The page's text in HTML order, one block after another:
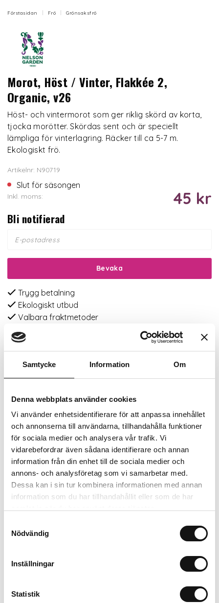
Samtycke Information Om
Denna webbplats använder cookies
Vi använder enhetsidentifierare för att anpassa innehållet
och annonserna till användarna, tillhandahålla funktioner
för sociala medier och analysera vår trafik. Vi
vidarebefordrar även sådana identifierare och annan
information från din enhet till de sociala medier och
annons- och analysföretag som vi samarbetar med.
Dessa kan i sin tur kombinera informationen med annan
information som du har tillhandahållit eller som de har
Nödvändig
Inställningar
Statistik
Förstasidan Frö Grönsaksfrö
Morot, Höst / Vinter, Flakkée 2,
Organic, v26
Höst- och vintermorot som ger riklig skörd av korta,
tjocka morötter. Skördas sent och är speciellt
lämpliga för vinterlagring. Räcker till ca 5-7 m.
Ekologiskt frö.
Artikelnr: N90719
Slut för säsongen
Inkl. moms: 45 kr
Bli notifierad
Bevaka
Trygg betalning
Ekologiskt utbud
Valbara fraktmetoder
Beskrivning
Recensioner
Om tillverkaren
Relaterade produkter